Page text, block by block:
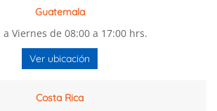
Guatemala
a Viernes de 08:00 a 17:00 hrs.
Ver ubicación
Costa Rica